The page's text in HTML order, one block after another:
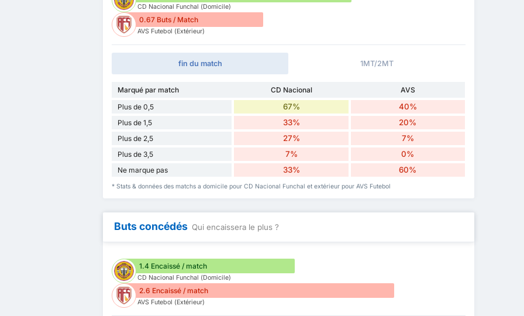
CD Nacional Funchal (Domicile)
0.67 Buts / Match
AVS Futebol (Extérieur)
fin du match 1MT/2MT
Marqué par match CD Nacional
AVS
Plus de 0,5
67% 40%
Plus de 1,5 33% 20%
Plus de 2,5 27% 7%
Plus de 3,5 7% 0%
Ne marque pas 33% 60%
* Stats & données des matchs a domicile pour CD Nacional Funchal et extérieur pour AVS Futebol
Buts concédés Qui encaissera le plus ?
1.4 Encaissé / match
CD Nacional Funchal (Domicile)
2.6 Encaissé / match
AVS Futebol (Extérieur)